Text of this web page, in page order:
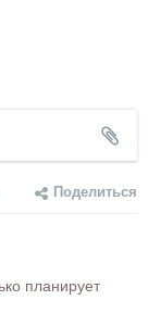
Поделиться
планирует